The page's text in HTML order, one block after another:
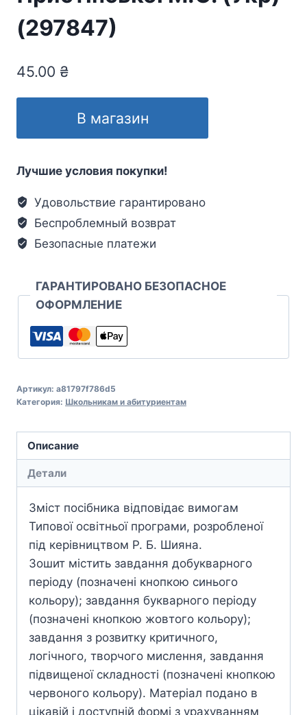
(297847)
45.00 ₴
В магазин
Лучшие условия покупки!
Удовольствие гарантировано
Беспроблемный возврат
Безопасные платежи
ГАРАНТИРОВАНО БЕЗОПАСНОЕ
ОФОРМЛЕНИЕ
Артикул: a81797f786d5
Категория: Школьникам и абитуриентам
Описание
Детали
Зміст посібника відповідає вимогам
Типової освітньої програми, розробленої
під керівництвом Р. Б. Шияна.
Зошит містить завдання добукварного
періоду (позначені кнопкою синього
кольору); завдання букварного періоду
(позначені кнопкою жовтого кольору);
завдання з розвитку критичного,
логічного, творчого мислення, завдання
підвищеної складності (позначені кнопкою
червоного кольору). Матеріал подано в
цікавій і доступній формі з урахуванням